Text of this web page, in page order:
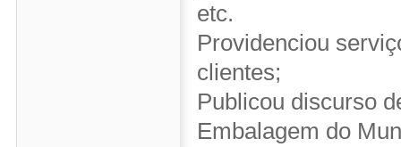
etc.
Providenciou
clientes;
Publicou discurso
Embalagem do